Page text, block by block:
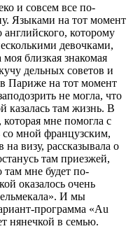
и совсем все по-
Языками на тот момент
английского, которому
девочками,
близкая знакомая
дельных советов и
Париже на тот момент
не могла, что
казалась там жизнь. В
мне помогла с
мной французским,
на визу, рассказывала о
там приезжей,
там мне будет по-
оказалось очень
И мы
программа «Au
нянечкой в семью.